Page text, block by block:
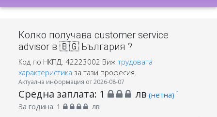
Колко получава customer service
advisor в 🇧🇬 България ?
Код по НКПД: 42223002 Виж трудовата
характеристика за тази професия.
Актуална информация от 2026-08-07
Средна заплата: 1 лв (нетна) 1
За година: 1 лв